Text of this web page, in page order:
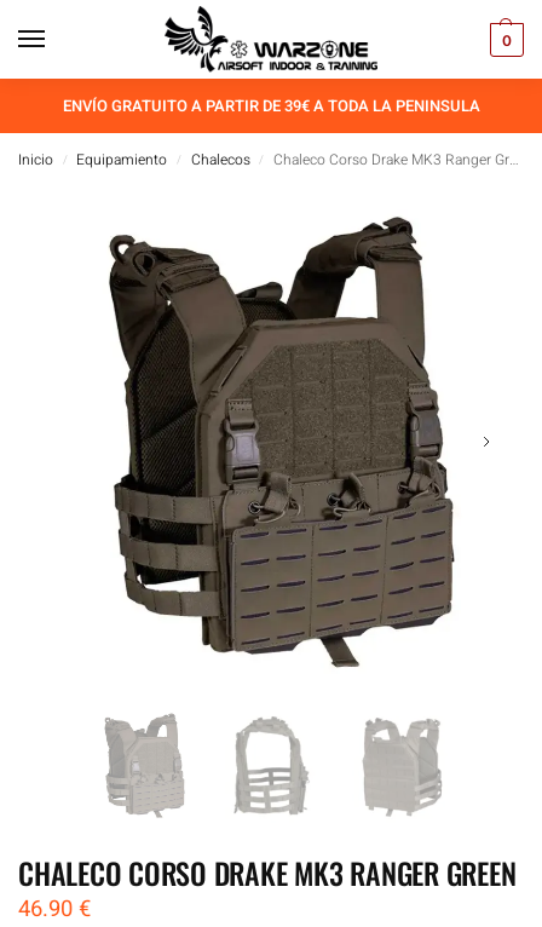
0
ENVÍO GRATUITO A PARTIR DE 39€ A TODA LA PENINSULA
Inicio / Equipamiento / Chalecos / Chaleco Corso Drake MK3 Ranger Green
CHALECO CORSO DRAKE MK3 RANGER GREEN
46.90€